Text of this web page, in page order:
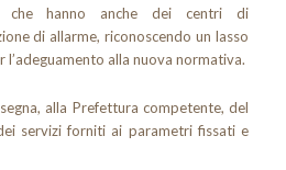
che hanno anche dei centri di
di allarme, riconoscendo un lasso
alla nuova normativa.
alla Prefettura competente, del
servizi forniti ai parametri fissati e